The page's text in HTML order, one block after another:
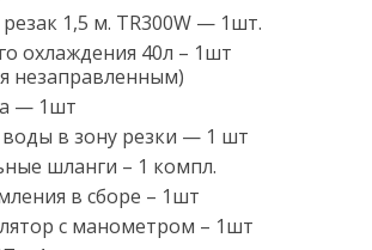
1,5 м. TR300W — 1шт.
охлаждения 40л – 1шт
незаправленным)
— 1шт
в зону резки — 1 шт
шланги – 1 компл.
в сборе – 1шт
с манометром – 1шт